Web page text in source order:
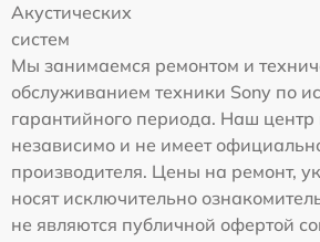
Акустических
систем
Мы занимаемся ремонтом и
обслуживанием техники Sony по
гарантийного периода. Наш центр
независимо и не имеет
производителя. Цены на ремонт,
носят исключительно
не являются публичной офертой